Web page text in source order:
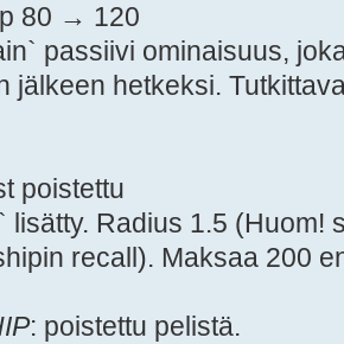
80 → 120
passiivi ominaisuus,
jälkeen hetkeksi.
poistettu
lisätty. Radius 1.5 (Huom!
recall). Maksaa 200
: poistettu pelistä.